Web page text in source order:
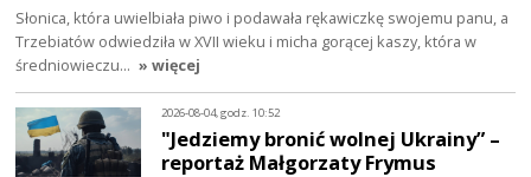
Słonica, która uwielbiała piwo i podawała rękawiczkę swojemu panu, a
Trzebiatów odwiedziła w XVII wieku i micha gorącej kaszy, która w
średniowieczu… » więcej
2026-08-04, godz. 10:52
"Jedziemy bronić wolnej Ukrainy” –
reportaż Małgorzaty Frymus